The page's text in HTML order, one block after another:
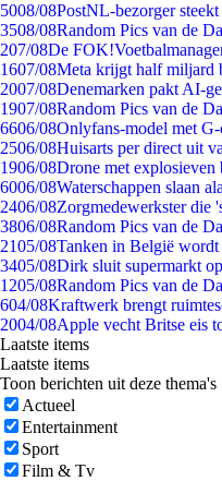
5008/08PostNL-bezorger
3508/08Random Pics van de
207/08De
1607/08Meta krijgt half miljard
2007/08Denemarken pakt AI-
1907/08Random Pics van de
6606/08Onlyfans-model met
2506/08Huisarts per direct uit
1906/08Drone met
6006/08Waterschappen slaan
2406/08Zorgmedewerkster die
3806/08Random Pics van de
2105/08Tanken in België
3405/08Dirk sluit supermarkt
1205/08Random Pics van de
604/08Kraftwerk brengt
2004/08Apple vecht Britse eis
Laatste items
Laatste items
Toon berichten uit deze thema's
Actueel
Entertainment
Sport
Film & Tv